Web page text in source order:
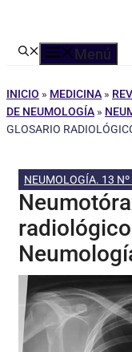
Menú
INICIO » MEDICINA »
DE NEUMOLOGÍA »
GLOSARIO
NEUMOLOGÍA. 13 Nº